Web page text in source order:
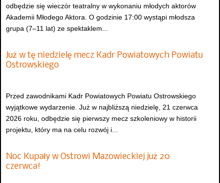
odbędzie się wieczór teatralny w wykonaniu młodych aktorów
Akademii Młodego Aktora. O godzinie 17:00 wystąpi młodsza
grupa (7–11 lat) ze spektaklem...
Już w tę niedzielę mecz Kadr Powiatowych Powiatu
Ostrowskiego
Przed zawodnikami Kadr Powiatowych Powiatu Ostrowskiego
wyjątkowe wydarzenie. Już w najbliższą niedzielę, 21 czerwca
2026 roku, odbędzie się pierwszy mecz szkoleniowy w historii
projektu, który ma na celu rozwój i...
Noc Kupały w Ostrowi Mazowieckiej już 20
czerwca!